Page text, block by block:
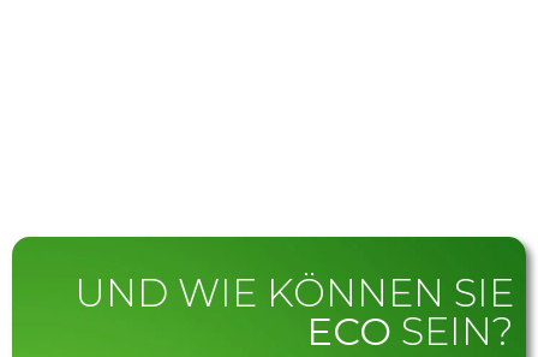
UND WIE KÖNNEN SIE
ECO SEIN?